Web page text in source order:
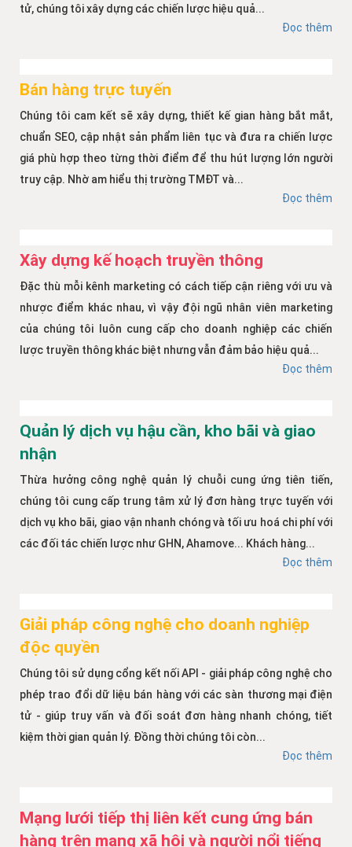
tử, chúng tôi xây dựng các chiến lược hiệu quả...
Đọc thêm
Bán hàng trực tuyến
Chúng tôi cam kết sẽ xây dựng, thiết kế gian hàng bắt mắt,
chuẩn SEO, cập nhật sản phẩm liên tục và đưa ra chiến lược
giá phù hợp theo từng thời điểm để thu hút lượng lớn người
truy cập. Nhờ am hiểu thị trường TMĐT và...
Đọc thêm
Xây dựng kế hoạch truyền thông
Đặc thù mỗi kênh marketing có cách tiếp cận riêng với ưu và
nhược điểm khác nhau, vì vậy đội ngũ nhân viên marketing
của chúng tôi luôn cung cấp cho doanh nghiệp các chiến
lược truyền thông khác biệt nhưng vẫn đảm bảo hiệu quả...
Đọc thêm
Quản lý dịch vụ hậu cần, kho bãi và giao
nhận
Thừa hưởng công nghệ quản lý chuỗi cung ứng tiên tiến,
chúng tôi cung cấp trung tâm xử lý đơn hàng trực tuyến với
dịch vụ kho bãi, giao vận nhanh chóng và tối ưu hoá chi phí với
các đối tác chiến lược như GHN, Ahamove... Khách hàng...
Đọc thêm
Giải pháp công nghệ cho doanh nghiệp
độc quyền
Chúng tôi sử dụng cổng kết nối API - giải pháp công nghệ cho
phép trao đổi dữ liệu bán hàng với các sàn thương mại điện
tử - giúp truy vấn và đối soát đơn hàng nhanh chóng, tiết
kiệm thời gian quản lý. Đồng thời chúng tôi còn...
Đọc thêm
Mạng lưới tiếp thị liên kết cung ứng bán
hàng trên mạng xã hội và người nổi tiếng